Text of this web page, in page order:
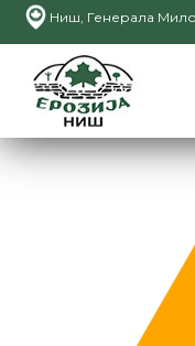
Ниш, Генерала